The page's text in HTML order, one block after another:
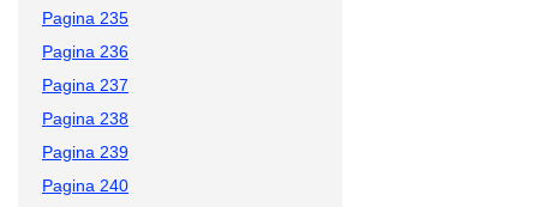
Pagina 235
Pagina 236
Pagina 237
Pagina 238
Pagina 239
Pagina 240